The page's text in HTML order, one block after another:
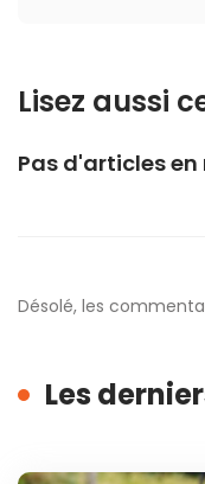
Lisez aussi
Pas d'articles
Désolé, les
Les